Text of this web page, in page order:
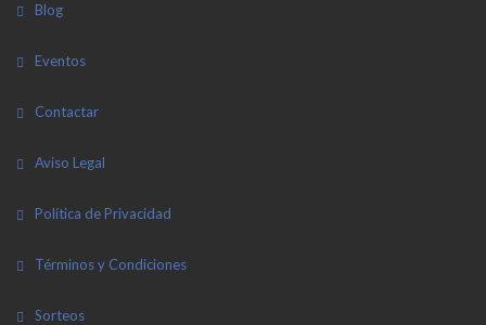
Blog
Eventos
Contactar
Aviso Legal
Política de Privacidad
Términos y Condiciones
Sorteos